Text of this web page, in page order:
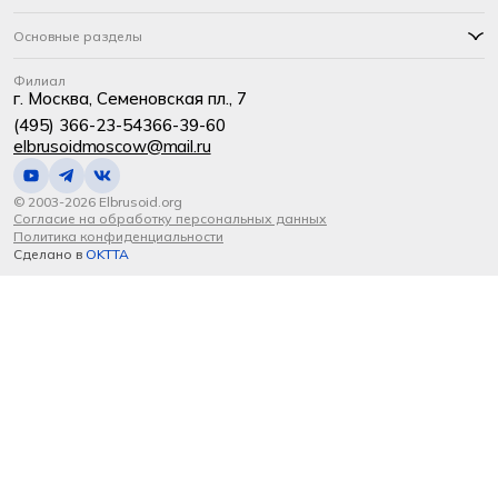
Основные разделы
Филиал
г. Москва, Семеновская пл., 7
(495) 366-23-54366-39-60
elbrusoidmoscow@mail.ru
© 2003-2026 Elbrusoid.org
Согласие на обработку персональных данных
Политика конфиденциальности
Сделано в OKTTA